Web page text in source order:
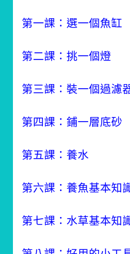
第一課：選一個魚缸
第二課：挑一個燈
第三課：裝一個過濾
第四課：鋪一層底砂
第五課：養水
第六課：養魚基本知
第七課：水草基本知